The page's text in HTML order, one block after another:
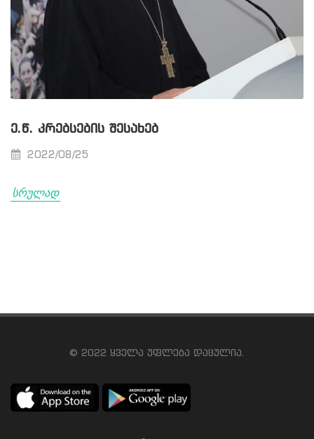
Ე.Წ. ᲙᲠᲔᲑᲡᲔᲑᲘᲡ ᲨᲔᲡᲐᲮᲔᲑ
2022/08/25
სრულად
© 2022 ყველა უფლება დაცულია.